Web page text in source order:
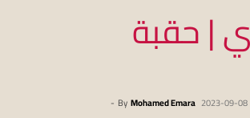
| حقبة
By Mohamed Emara
- 2023-09-08